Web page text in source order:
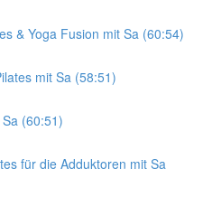
& Yoga Fusion mit Sa (60:54)
mit Sa (58:51)
(60:51)
für die Adduktoren mit Sa